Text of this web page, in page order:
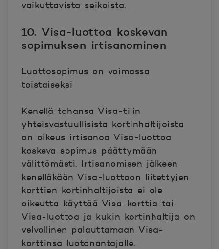
vaikuttavista seikoista.
10. Visa-luottoa koskevan
sopimuksen irtisanominen
Luottosopimus on voimassa
toistaiseksi
Kenellä tahansa Visa-tilin
yhteisvastuullisista kortinhaltijoista
on oikeus irtisanoa Visa-luottoa
koskeva sopimus päättymään
välittömästi. Irtisanomisen jälkeen
kenelläkään Visa-luottoon liitettyjen
korttien kortinhaltijoista ei ole
oikeutta käyttää Visa-korttia tai
Visa-luottoa ja kukin kortinhaltija on
velvollinen palauttamaan Visa-
korttinsa luotonantajalle.